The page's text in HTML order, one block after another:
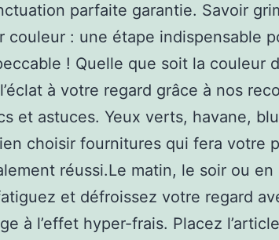
parfaite garantie. Savoir
couleur : une étape indispensable
! Quelle que soit la couleur
à votre regard grâce à nos
et astuces. Yeux verts, havane,
choisir fournitures qui fera votre
réussi.Le matin, le soir ou
et défroissez votre regard
à l’effet hyper-frais. Placez